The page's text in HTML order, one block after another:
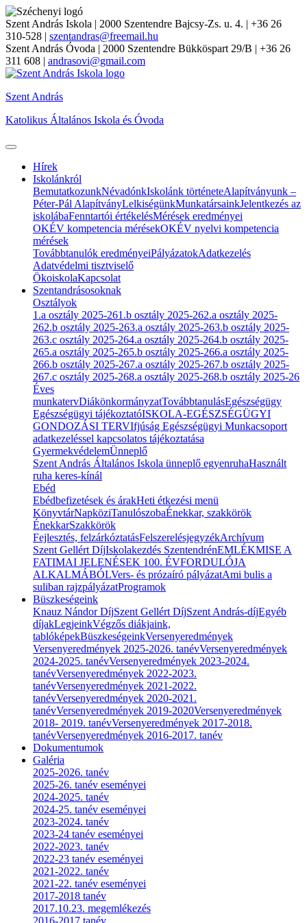
Szent András Iskola | 2000 Szentendre Bajcsy-Zs. u. 4. | +36 26
310-528 | szentandras@freemail.hu
Szent András Óvoda | 2000 Szentendre Bükköspart 29/B | +36 26
311 608 | andrasovi@gmail.com
Szent András
Katolikus Általános Iskola és Óvoda
Hírek
Iskolánkról
BemutatkozunkNévadónkIskolánk történeteAlapítványunk –
Péter-Pál AlapítványLelkiségünkMunkatársainkJelentkezés az
iskolábaFenntartói értékelésMérések eredményei
OKÉV kompetencia mérésekOKÉV nyelvi kompetencia
mérések
Továbbtanulók eredményeiPályázatokAdatkezelés
Adatvédelmi tisztviselő
ÖkoiskolaKapcsolat
Szentandrásosoknak
Osztályok
1.a osztály 2025-261.b osztály 2025-262.a osztály 2025-
262.b osztály 2025-263.a osztály 2025-263.b osztály 2025-
263.c osztály 2025-264.a osztály 2025-264.b osztály 2025-
265.a osztály 2025-265.b osztály 2025-266.a osztály 2025-
266.b osztály 2025-267.a osztály 2025-267.b osztály 2025-
267.c osztály 2025-268.a osztály 2025-268.b osztály 2025-26
Éves
munkatervDiákönkormányzatTovábbtanulásEgészségügy
Egészségügyi tájékoztatóISKOLA-EGÉSZSÉGÜGYI
GONDOZÁSI TERVIfjúság Egészségügyi Munkacsoport
adatkezeléssel kapcsolatos tájékoztatása
GyermekvédelemÜnneplő
Szent András Általános Iskola ünneplő egyenruhaHasznált
ruha keres-kínál
Ebéd
Ebédbefizetések és árakHeti étkezési menü
KönyvtárNapköziTanulószobaÉnekkar, szakkörök
ÉnekkarSzakkörök
Fejlesztés, felzárkóztatásFelszerelésjegyzékArchívum
Szent Gellért DíjIskolakezdés SzentendrénEMLÉKMISE A
FATIMAI JELENÉSEK 100. ÉVFORDULÓJA
ALKALMÁBÓLVers- és prózaíró pályázatAmi bulis a
suliban rajzpályázatProgramok
Büszkeségeink
Knauz Nándor DíjSzent Gellért DíjSzent András-díjEgyéb
díjakLegjeinkVégzős diákjaink,
tablóképekBüszkeségeinkVersenyeredmények
Versenyeredmények 2025-2026. tanévVersenyeredmények
2024-2025. tanévVersenyeredmények 2023-2024.
tanévVersenyeredmények 2022-2023.
tanévVersenyeredmények 2021-2022.
tanévVersenyeredmények 2020-2021.
tanévVersenyeredmények 2019-2020Versenyeredmények
2018- 2019. tanévVersenyeredmények 2017-2018.
tanévVersenyeredmények 2016-2017. tanév
Dokumentumok
Galéria
2025-2026. tanév
2025-26. tanév eseményei
2024-2025. tanév
2024-25. tanév eseményei
2023-2024. tanév
2023-24 tanév eseményei
2022-2023. tanév
2022-23 tanév eseményei
2021-2022. tanév
2021-22. tanév eseményei
2017-2018 tanév
2017.10.23. megemlékezés
2016-2017 tanév